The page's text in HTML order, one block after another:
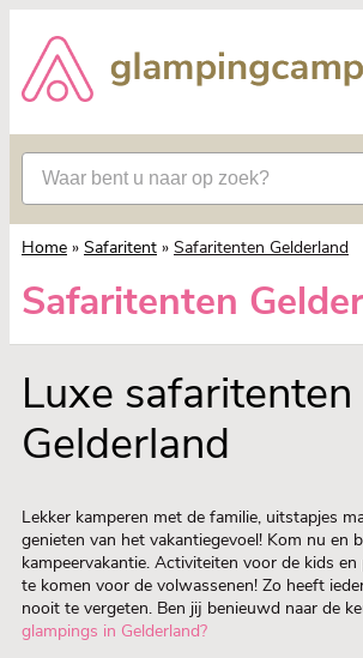
Home » Safaritent » Safaritenten Gelderland
Safaritenten
Luxe safaritenten
Gelderland
Lekker kamperen met de familie, uitstapjes
genieten van het vakantiegevoel! Kom nu en
kampeervakantie. Activiteiten voor de kids
te komen voor de volwassenen! Zo heeft
nooit te vergeten. Ben jij benieuwd naar de
glampings in Gelderland?